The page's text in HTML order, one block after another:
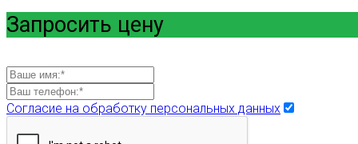
Запросить цену
Согласие на обработку персональных данных